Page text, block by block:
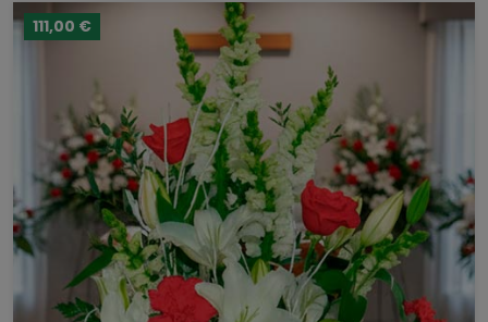
111,00 €